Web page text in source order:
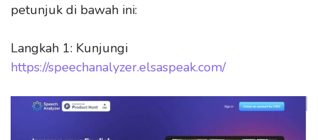
petunjuk di bawah ini:
Langkah 1: Kunjungi
https://speechanalyzer.elsaspeak.com/